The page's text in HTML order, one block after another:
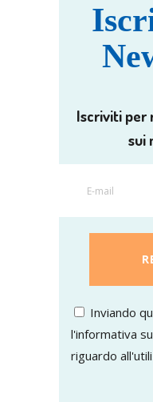
Iscriviti per
sui
Inviando
l'informativa
riguardo